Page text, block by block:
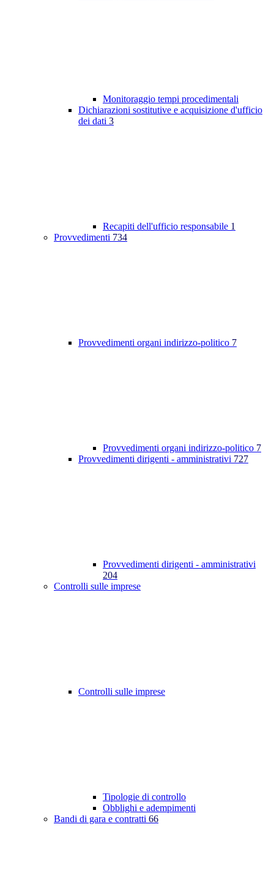
Monitoraggio tempi procedimentali
Dichiarazioni sostitutive e acquisizione d'ufficio
dei dati 3
Recapiti dell'ufficio responsabile 1
Provvedimenti 734
Provvedimenti organi indirizzo-politico 7
Provvedimenti organi indirizzo-politico 7
Provvedimenti dirigenti - amministrativi 727
Provvedimenti dirigenti - amministrativi
204
Controlli sulle imprese
Controlli sulle imprese
Tipologie di controllo
Obblighi e adempimenti
Bandi di gara e contratti 66